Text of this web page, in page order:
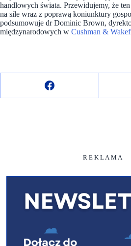
handlowych świata. Przewidujemy, że
na sile wraz z poprawą koniunktury
podsumowuje dr Dominic Brown,
międzynarodowych w Cushman &
R E K L A M A